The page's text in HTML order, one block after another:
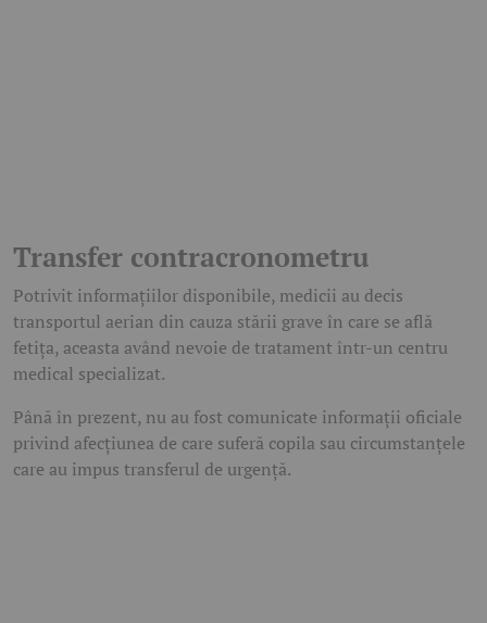
Transfer contracronometru
Potrivit informațiilor disponibile, medicii au decis
transportul aerian din cauza stării grave în care se află
fetița, aceasta având nevoie de tratament într-un centru
medical specializat.
Până în prezent, nu au fost comunicate informații oficiale
privind afecțiunea de care suferă copila sau circumstanțele
care au impus transferul de urgență.